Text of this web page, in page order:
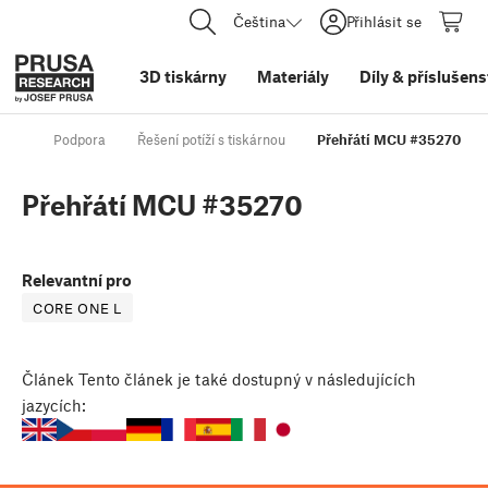
Čeština Přihlásit se
3D tiskárny Materiály Díly&
Podpora Řešení potíží s tiskárnou Přehřátí MCU #35270
Přehřátí MCU #35270
Relevantní pro
CORE ONE L
Článek Tento článek je také dostupný v následujících
jazycích: